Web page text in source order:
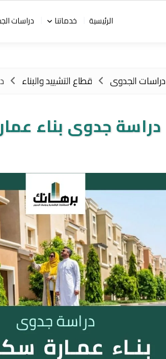
الرئيسية خدماتنا دراسات
دراسات الجدوى قطاع التشييد والبناء
دراسة جدوى بناء